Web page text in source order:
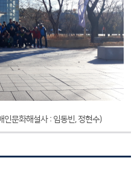
문화해설사 : 임동빈, 정현수)